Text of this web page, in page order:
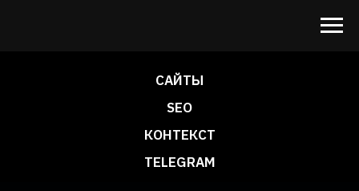
САЙТЫ
SEO
КОНТЕКСТ
TELEGRAM